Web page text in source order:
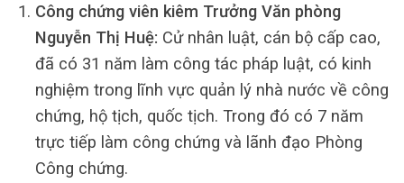
Công chứng viên kiêm Trưởng Văn phòng
Nguyễn Thị Huệ: Cử nhân luật, cán bộ cấp cao,
đã có 31 năm làm công tác pháp luật, có kinh
nghiệm trong lĩnh vực quản lý nhà nước về công
chứng, hộ tịch, quốc tịch. Trong đó có 7 năm
trực tiếp làm công chứng và lãnh đạo Phòng
Công chứng.